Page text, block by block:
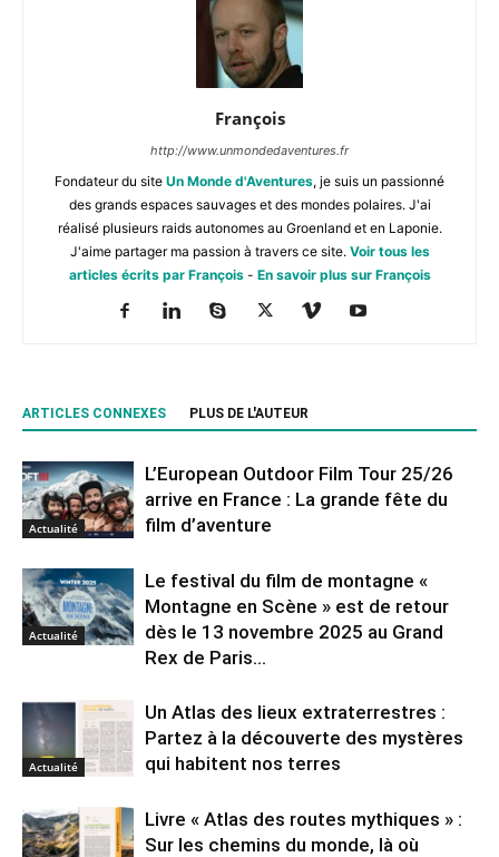
François
http://www.unmondedaventures.fr
Fondateur du site Un Monde d'Aventures, je suis un passionné
des grands espaces sauvages et des mondes polaires. J'ai
réalisé plusieurs raids autonomes au Groenland et en Laponie.
J'aime partager ma passion à travers ce site. Voir tous les
articles écrits par François- En savoir plus sur François
ARTICLES CONNEXES PLUS DE L'AUTEUR
Actualité
L’European Outdoor Film Tour 25/26
arrive en France : La grande fête du
film d’aventure
Actualité
Le festival du film de montagne «
Montagne en Scène » est de retour
dès le 13 novembre 2025 au Grand
Rex de Paris...
Actualité
Un Atlas des lieux extraterrestres :
Partez à la découverte des mystères
qui habitent nos terres
Livre « Atlas des routes mythiques » :
Sur les chemins du monde, là où